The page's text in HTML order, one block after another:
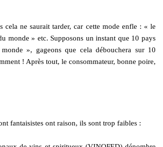
cela ne saurait tarder, car cette mode enfle : « le
monde » etc. Supposons un instant que 10 pays
», gageons que cela débouchera sur 10
! Après tout, le consommateur, bonne poire,
fantaisistes ont raison, ils sont trop faibles :